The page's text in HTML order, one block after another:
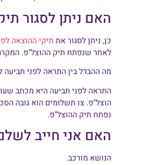
האם ניתן לסגור
כן, ניתן לסגור את תיקי ההוצאה
לאחר שנפתח תיק ההוצל"פ.
מה ההבדל בין התראה לפני תביעה
התראה לפני תביעה היא מכתב
הוצל"פ. צו תשלומים הוא גובה
נפתח תיק ההוצל"פ.
האם אני חייב
הנושא מורכב.